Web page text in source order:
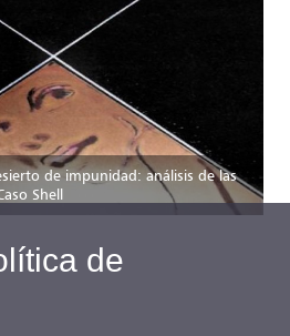
de impunidad: análisis de las
Shell
de